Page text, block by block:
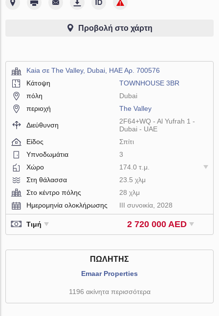
Προβολή στο χάρτη
Kaia σε The Valley, Dubai, ΗΑΕ Αρ. 700576
Κάτοψη
TOWNHOUSE 3BR
πόλη
Dubai
περιοχή
The Valley
Διεύθυνση
2F64+WQ - Al Yufrah 1 -
Dubai - UAE
Είδος
Σπίτι
Υπνοδωμάτια
3
Χώρο
174.0 τ.μ.
Στη θάλασσα
23.5 χλμ
Στο κέντρο πόλης
28 χλμ
Ημερομηνία ολοκλήρωσης
III συνοικία, 2028
Τιμή 2 720 000 AED
ΠΩΛΗΤΉΣ
Emaar Properties
1196 ακίνητα περισσότερα